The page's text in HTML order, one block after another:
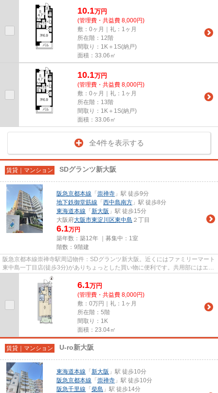
10.1万円
(管理費・共益費 8,000円)
敷：0ヶ月｜礼：1ヶ月
所在階：12階
間取り：1K＋1S(納戸)
面積：33.06㎡
10.1万円
(管理費・共益費 8,000円)
敷：0ヶ月｜礼：1ヶ月
所在階：13階
間取り：1K＋1S(納戸)
面積：33.06㎡
全4件を表示する
賃貸｜マンション SDグランツ新大阪
阪急京都本線 「 崇禅寺 」駅 徒歩9分
地下鉄御堂筋線 「 西中島南方 」駅 徒歩8分
東海道本線 「 新大阪 」駅 徒歩15分
大阪府大阪市東淀川区東中島 ２丁目
6.1万円
築年数：築12年 ｜募集中： 1室
階数：9階建
阪急京都本線崇禅寺駅周辺物件：SDグランツ新大阪。近くにはファミリーマート
東中島一丁目店(徒歩3分)がありちょっとした買い物に便利です。共用部にはエレ
ベータ・敷地内ごみ置き場...
6.1万円
(管理費・共益費 8,000円)
敷：0万円｜礼：1ヶ月
所在階：5階
間取り：1K
面積：23.04㎡
賃貸｜マンション U-ro新大阪
東海道本線 「 新大阪 」駅 徒歩10分
阪急京都本線 「 崇禅寺 」駅 徒歩10分
阪急千里線 「 柴島 」駅 徒歩14分